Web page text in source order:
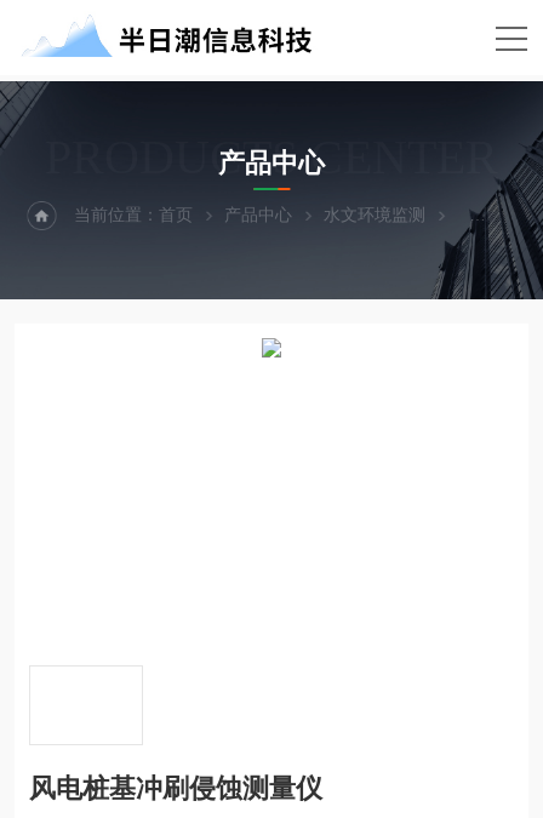
PRODUCTS CENTER
产品中心
当前位置：首页 产品中心 水文环境监测 手持测深仪
风电桩基冲刷侵蚀测量仪